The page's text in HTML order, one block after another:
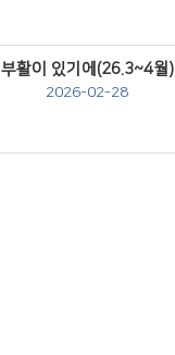
부활이 있기에(26.3~4월)
2026-02-28